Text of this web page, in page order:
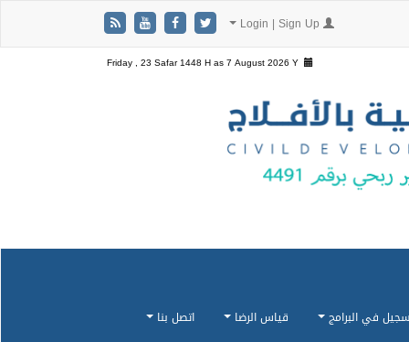
Friday , 23 Safar 1448 H as7 August 2026 Y
في البرامج قياس الرضا اتصل بنا